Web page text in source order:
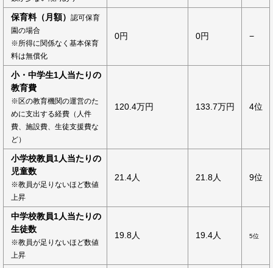
保育料（月額）
認可保育
園の場合
※所得に関係なく基本保育
料は無償化
0円 0円 −
小・中学生1人当たりの
教育費
※区の教育機関の運営のた
めに支出する経費（人件
費、施設費、生徒支援費な
ど）
120.4万円 133.7万円 4位
小学校教員1人当たりの
児童数
※教員が足りないほど数値
上昇
21.4人 21.8人 9位
中学校教員1人当たりの
生徒数
※教員が足りないほど数値
上昇
19.8人 19.4人 5位